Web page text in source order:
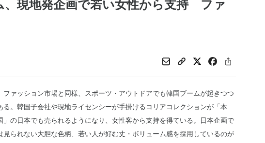
、現地発企画で若い女性から支持 ファ
ファッション市場と同様、スポーツ・アウトドアでも韓国ブームが起きつつ
る。韓国子会社や現地ライセンシーが手掛けるコリアコレクションが「本
」の日本でも売られるようになり、女性客から支持を得ている。日本企画で
見られない大胆な色柄、若い人が好む丈・ボリューム感を採用しているのが